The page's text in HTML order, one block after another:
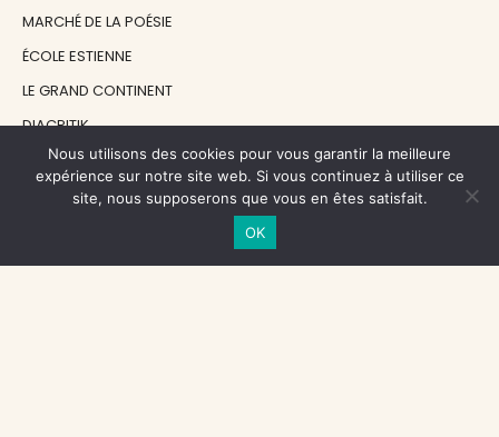
MARCHÉ DE LA POÉSIE
ÉCOLE ESTIENNE
LE GRAND CONTINENT
DIACRITIK
EN ATTENDANT NADEAU
Nous utilisons des cookies pour vous garantir la meilleure
expérience sur notre site web. Si vous continuez à utiliser ce
site, nous supposerons que vous en êtes satisfait.
OK